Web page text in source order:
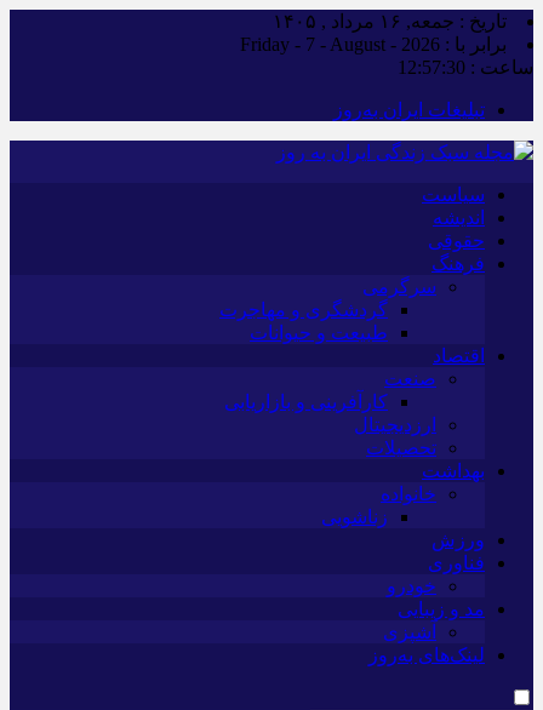
تاریخ : جمعه, ۱۶ مرداد , ۱۴۰۵
برابر با : Friday - 7 - August - 2026
ساعت : 12:57:31
تبلیغات ایران به‌روز
سیاست
اندیشه
حقوقی
فرهنگ
سرگرمی
گردشگری و مهاجرت
طبیعت و حیوانات
اقتصاد
صنعت
کارآفرینی و بازاریابی
ارزدیجیتال
تحصیلات
بهداشت
خانواده
زناشویی
ورزش
فناوری
خودرو
مد و زیبایی
آشپزی
لینک‌های به‌روز